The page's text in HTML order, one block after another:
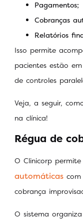
Pagamentos;
Cobranças
Relatórios
Isso permite
pacientes estão
de controles
Veja, a seguir,
na clínica!
Régua de
O Clinicorp
automáticas
cobrança
O sistema organiza